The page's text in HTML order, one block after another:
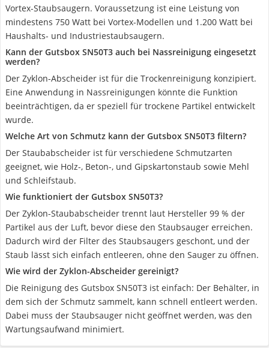
Vortex-Staubsaugern. Voraussetzung ist eine Leistung von
mindestens 750 Watt bei Vortex-Modellen und 1.200 Watt bei
Haushalts- und Industriestaubsaugern.
Kann der Gutsbox SN50T3 auch bei Nassreinigung eingesetzt
werden?
Der Zyklon-Abscheider ist für die Trockenreinigung konzipiert.
Eine Anwendung in Nassreinigungen könnte die Funktion
beeinträchtigen, da er speziell für trockene Partikel entwickelt
wurde.
Welche Art von Schmutz kann der Gutsbox SN50T3 filtern?
Der Staubabscheider ist für verschiedene Schmutzarten
geeignet, wie Holz-, Beton-, und Gipskartonstaub sowie Mehl
und Schleifstaub.
Wie funktioniert der Gutsbox SN50T3?
Der Zyklon-Staubabscheider trennt laut Hersteller 99 % der
Partikel aus der Luft, bevor diese den Staubsauger erreichen.
Dadurch wird der Filter des Staubsaugers geschont, und der
Staub lässt sich einfach entleeren, ohne den Sauger zu öffnen.
Wie wird der Zyklon-Abscheider gereinigt?
Die Reinigung des Gutsbox SN50T3 ist einfach: Der Behälter, in
dem sich der Schmutz sammelt, kann schnell entleert werden.
Dabei muss der Staubsauger nicht geöffnet werden, was den
Wartungsaufwand minimiert.